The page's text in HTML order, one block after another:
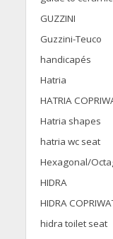
GUZZINI
Guzzini-Teuco
handicapés
Hatria
HATRIA
Hatria shapes
hatria wc seat
Hexagonal/
HIDRA
HIDRA
hidra toilet seat